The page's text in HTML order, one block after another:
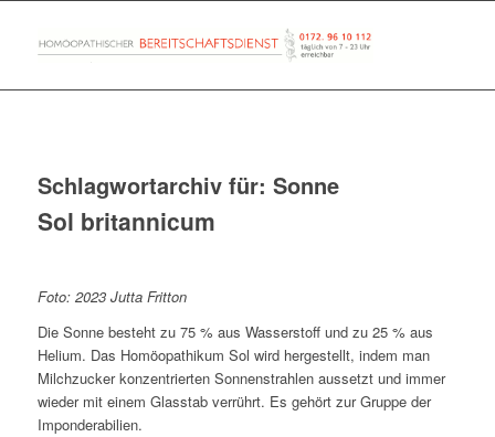
Schlagwortarchiv für: Sonne
Sol britannicum
Foto: 2023 Jutta Fritton
Die Sonne besteht zu 75 % aus Wasserstoff und zu 25 % aus
Helium. Das Homöopathikum Sol wird hergestellt, indem man
Milchzucker konzentrierten Sonnenstrahlen aussetzt und immer
wieder mit einem Glasstab verrührt. Es gehört zur Gruppe der
Imponderabilien.